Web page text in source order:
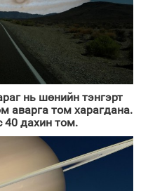
нь шөнийн тэнгэрт
аварга том харагдана.
40 дахин том.